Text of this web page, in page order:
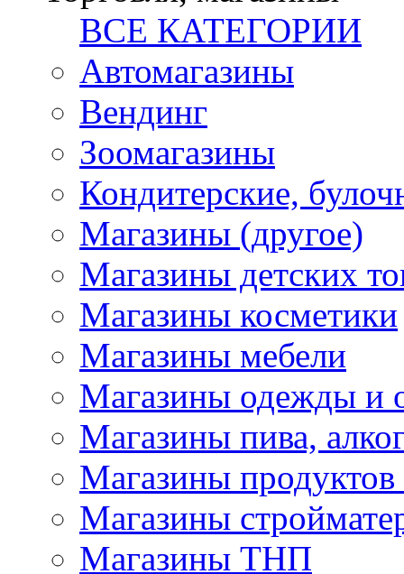
ВСЕ КАТЕГОРИИ
Автомагазины
Вендинг
Зоомагазины
Кондитерские,
Магазины (другое)
Магазины детских
Магазины косметики
Магазины мебели
Магазины одежды и
Магазины пива,
Магазины продуктов
Магазины
Магазины ТНП